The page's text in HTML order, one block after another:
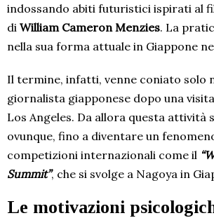
indossando abiti futuristici ispirati al
di William Cameron Menzies. La
nella sua forma attuale in Giappone
Il termine, infatti, venne coniato solo
giornalista giapponese dopo una
Los Angeles. Da allora questa attività
ovunque, fino a diventare un
competizioni internazionali come il
Summit”, che si svolge a Nagoya in
Le motivazioni